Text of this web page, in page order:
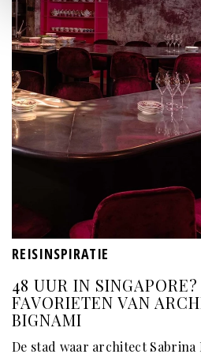
REISINSPIRATIE
48 UUR IN
FAVORIETEN VAN
BIGNAMI
De stad waar architect